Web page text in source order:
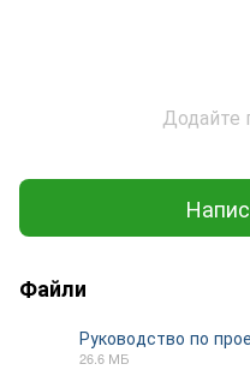
Додайте
Файли
Руководство по
26.6 МБ